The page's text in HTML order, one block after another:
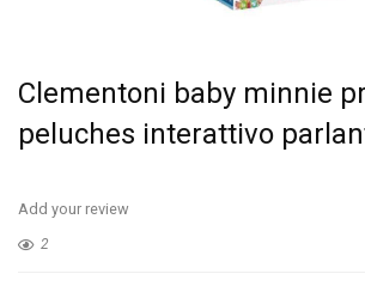
Clementoni baby minnie
peluches interattivo
Add your review
2